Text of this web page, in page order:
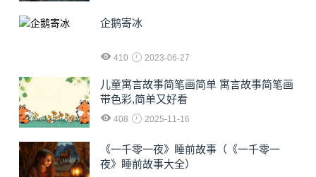
企鹅寄冰
410 2023-06-27
儿童寓言故事简笔画简单 寓言故事简笔画
带色彩,简单又好看
408 2025-11-16
《一千零一夜》睡前故事（《一千零一
夜》睡前故事大全）